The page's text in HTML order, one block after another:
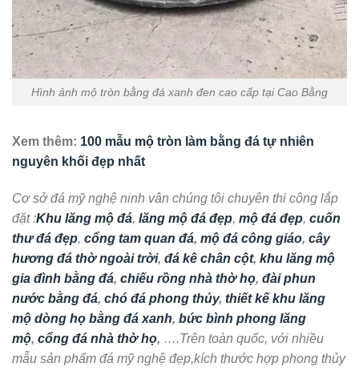
Hình ảnh mộ tròn bằng đá xanh đen cao cấp tại Cao Bằng
Xem thêm: 100 mẫu mộ tròn làm bằng đá tự nhiên
nguyên khối đẹp nhất
Cơ sở đá mỹ nghệ ninh vân chúng tôi chuyên thi công lắp
đặt :Khu lăng mộ đá, lăng mộ đá đẹp, mộ đá đẹp, cuốn
thư đá đẹp, cổng tam quan đá, mộ đá công giáo, cây
hương đá thờ ngoài trời, đá kê chân cột, khu lăng mộ
gia đình bằng đá, chiếu rồng nhà thờ họ, đài phun
nước bằng đá, chó đá phong thủy, thiết kế khu lăng
mộ dòng họ bằng đá xanh, bức bình phong lăng
mộ, cổng đá nhà thờ họ, ….Trên toàn quốc, với nhiều
mẫu sản phẩm đá mỹ nghệ đẹp,kích thước hợp phong thủy